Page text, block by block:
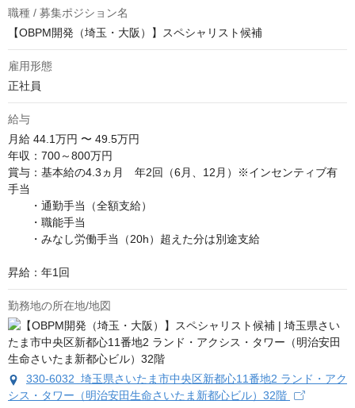
職種 / 募集ポジション名
【OBPM開発（埼玉・大阪）】スペシャリスト候補
雇用形態
正社員
給与
月給 44.1万円 〜 49.5万円
年収：700～800万円
賞与：基本給の4.3ヵ月　年2回（6月、12月）※インセンティブ有
手当
・通勤手当（全額支給）
・職能手当
・みなし労働手当（20h）超えた分は別途支給
昇給：年1回
勤務地の所在地/地図
330-6032 埼玉県さいたま市中央区新都心11番地2 ランド・アク
シス・タワー（明治安田生命さいたま新都心ビル）32階